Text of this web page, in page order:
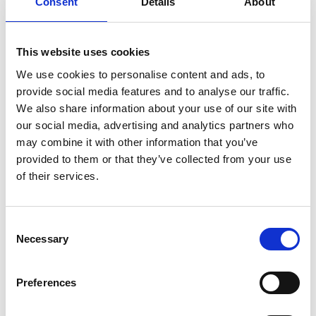
This website uses cookies
We use cookies to personalise content and ads, to
provide social media features and to analyse our traffic.
We also share information about your use of our site with
our social media, advertising and analytics partners who
may combine it with other information that you’ve
provided to them or that they’ve collected from your use
of their services.
Selection
Necessary
Preferences
En tant que partenaire fournisseur de matériel, vous
En